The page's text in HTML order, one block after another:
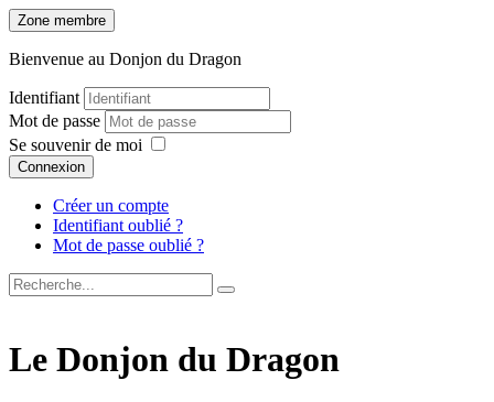
Zone membre
Bienvenue au Donjon du Dragon
Identifiant
Mot de passe
Se souvenir de moi
Connexion
Créer un compte
Identifiant oublié ?
Mot de passe oublié ?
Le Donjon du Dragon